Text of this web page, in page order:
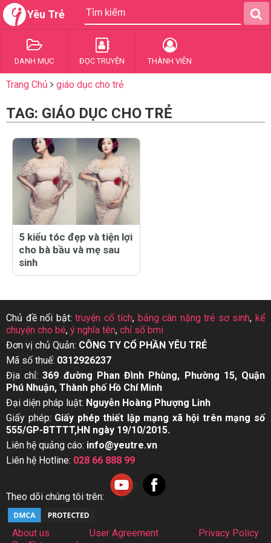
Yêu Trẻ
DANH MỤC ĐỌC TRUYỆN THÀNH VIÊN
Trang Chủ giáo dục cho trẻ
TAG: GIÁO DỤC CHO TRẺ
5 kiểu tóc đẹp và tiện lợi
cho bà bầu và mẹ sau
sinh
Chủ đề nổi bật:truyện cổ tích, bảng cân nặng trẻ sơ sinh,kể
chuyện cho bé, ý nghĩa tên, chỉ số bmi
Đơn vị chủ Quản: CÔNG TY CỔ PHẦN YÊU TRẺ
Mã số thuế: 0312926237
Địa chỉ:369 đường Phan Đình Phùng, Phường 15, Quận
Phú Nhuận, Thành phố Hồ Chí Minh
Đại diện pháp luật: Nguyễn Hoàng Phượng Linh
Giấy phép: Giấy phép thiết lập mạng xã hội trên mạng số
555/GP-BTTTT,HN ngày 19/10/2015.
Liên hệ quảng cáo: info@yeutre.vn
Liên hệ Hotline: 028 66 888 99
Theo dõi chúng tôi trên:
About us User Agreement
Privacy Policy